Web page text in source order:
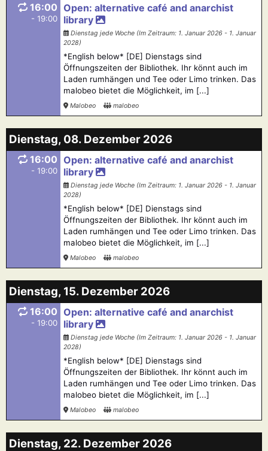
16:00
- 19:00
Open: alternative café and anarchist
library
Dienstag jede Woche (Im Zeitraum: 1. Januar 2026 - 1. Januar
2028)
*English below* [DE] Dienstags sind
Öffnungszeiten der Bibliothek. Ihr könnt auch im
Laden rumhängen und Tee oder Limo trinken. Das
malobeo bietet die Möglichkeit, im [...]
Malobeo malobeo
Dienstag, 08. Dezember 2026
16:00
- 19:00
Open: alternative café and anarchist
library
Dienstag jede Woche (Im Zeitraum: 1. Januar 2026 - 1. Januar
2028)
*English below* [DE] Dienstags sind
Öffnungszeiten der Bibliothek. Ihr könnt auch im
Laden rumhängen und Tee oder Limo trinken. Das
malobeo bietet die Möglichkeit, im [...]
Malobeo malobeo
Dienstag, 15. Dezember 2026
16:00
- 19:00
Open: alternative café and anarchist
library
Dienstag jede Woche (Im Zeitraum: 1. Januar 2026 - 1. Januar
2028)
*English below* [DE] Dienstags sind
Öffnungszeiten der Bibliothek. Ihr könnt auch im
Laden rumhängen und Tee oder Limo trinken. Das
malobeo bietet die Möglichkeit, im [...]
Malobeo malobeo
Dienstag, 22. Dezember 2026